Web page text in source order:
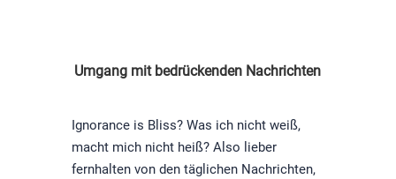
Umgang mit bedrückenden Nachrichten
Ignorance is Bliss? Was ich nicht weiß,
macht mich nicht heiß? Also lieber
fernhalten von den täglichen Nachrichten,